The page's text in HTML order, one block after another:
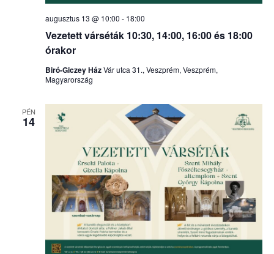
Vezetett várséták 10:30, 14:00, 16:00 és 18:00
órakor
augusztus 13 @ 10:00 - 18:00
Biró-Giczey HázVár utca 31., Veszprém, Veszprém,
Magyarország
PÉN
14